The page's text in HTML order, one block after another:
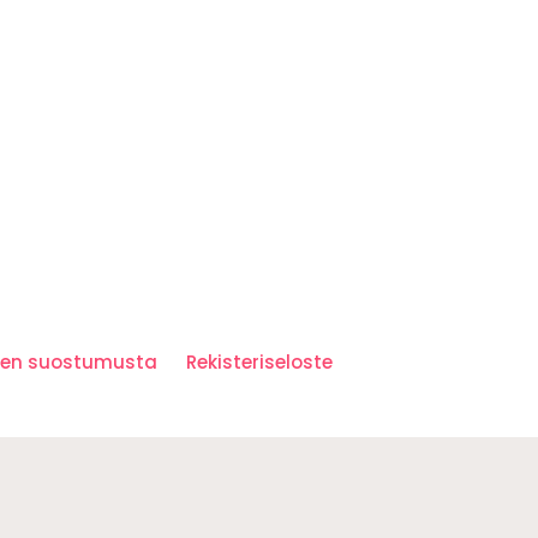
suostumusta Rekisteriseloste